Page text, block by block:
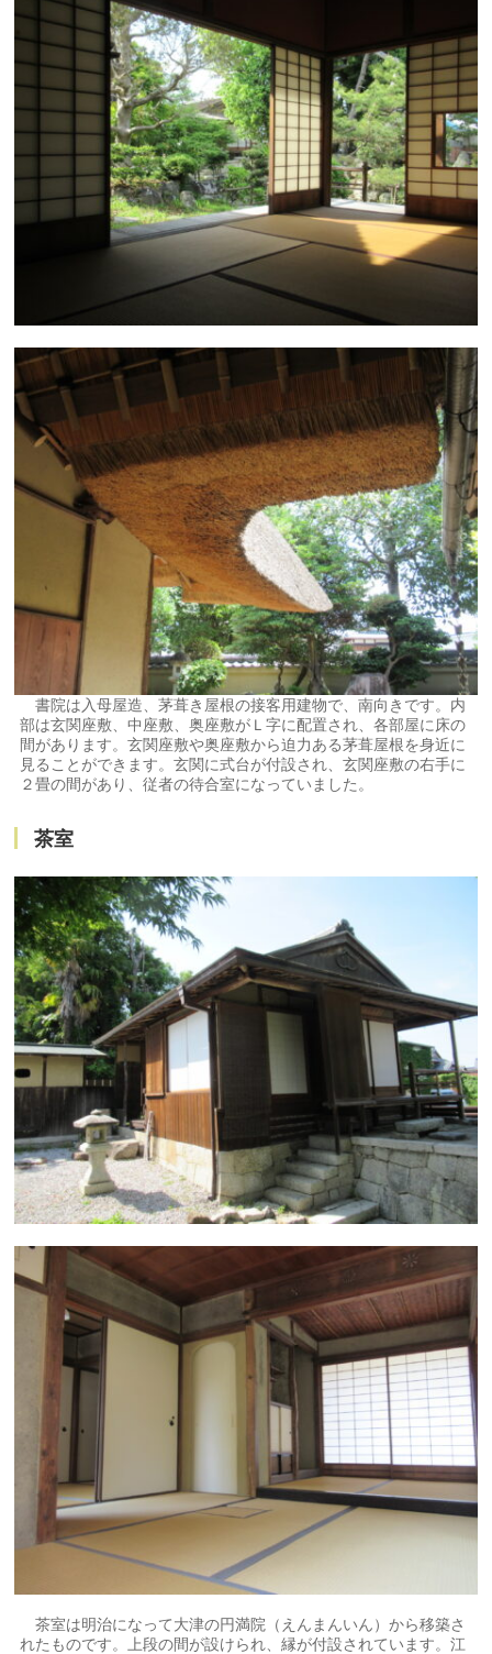
書院は入母屋造、茅葺き屋根の接客用建物で、南向きです。内
部は玄関座敷、中座敷、奥座敷がＬ字に配置され、各部屋に床の
間があります。玄関座敷や奥座敷から迫力ある茅葺屋根を身近に
見ることができます。玄関に式台が付設され、玄関座敷の右手に
２畳の間があり、従者の待合室になっていました。
茶室
茶室は明治になって大津の円満院（えんまんいん）から移築さ
れたものです。上段の間が設けられ、縁が付設されています。江